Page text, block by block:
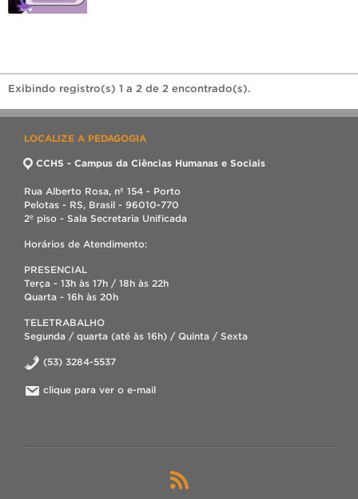
Exibindo registro(s) 1 a 2 de 2 encontrado(s).
LOCALIZE A PEDAGOGIA
CCHS - Campus da Ciências Humanas e Sociais
Rua Alberto Rosa, nº 154 - Porto
Pelotas - RS, Brasil - 96010-770
2º piso - Sala Secretaria Unificada
Horários de Atendimento:
PRESENCIAL
Terça - 13h às 17h / 18h às 22h
Quarta - 16h às 20h
TELETRABALHO
Segunda / quarta (até às 16h) / Quinta / Sexta
(53) 3284-5537
clique para ver o e-mail